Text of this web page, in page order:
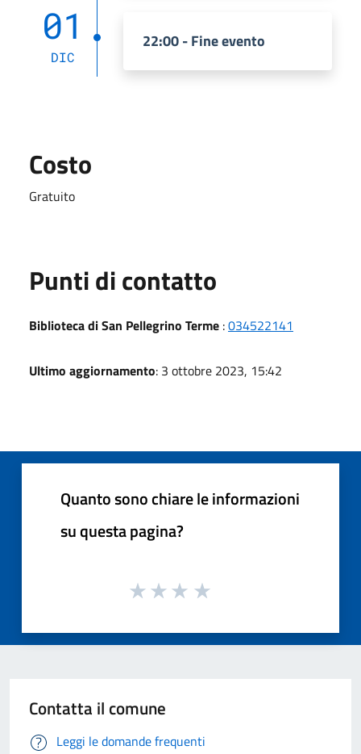
01
DIC
22:00 - Fine evento
Costo
Gratuito
Punti di contatto
Biblioteca di San Pellegrino Terme :034522141
Ultimo aggiornamento: 3 ottobre 2023, 15:42
Quanto sono chiare le informazioni
su questa pagina?
Contatta il comune
Leggi le domande frequenti